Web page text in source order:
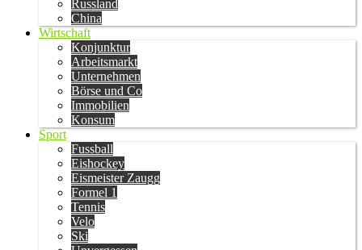
Russland
China
Wirtschaft
Konjunktur
Arbeitsmarkt
Unternehmen
Börse und Co
Immobilien
Konsum
Sport
Fussball
Eishockey
Eismeister Zaugg
Formel 1
Tennis
Velo
Ski